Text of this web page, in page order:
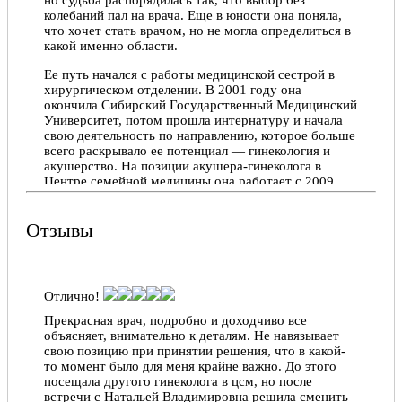
доброжелательный доктор. Внимательно, по —
доброму, относится к пациентам. Выданные
рекомендации помогли. Важно, что обратился
именно к Ольге Викторовна. С уважением,
Константин Т., 03.05.2022
колебаний пал на врача. Еще в юности она поняла,
что хочет стать врачом, но не могла определиться в
какой именно области.
Ее путь начался с работы медицинской сестрой в
хирургическом отделении. В 2001 году она
окончила Сибирский Государственный Медицинский
Университет, потом прошла интернатуру и начала
свою деятельность по направлению, которое больше
всего раскрывало ее потенциал — гинекология и
акушерство. На позиции акушера-гинеколога в
Центре семейной медицины она работает с 2009
года.
Наталья Владимировна считает, что постоянное
самообразование и поиск чего-то нового –
конференциях, просмотр профильных блогов и
прослушивание аудио-изданий стоит у нее сразу
после пациентов во главе рабочего процесса.
Она обладает глубокими познаниями в диагностике
и лечении воспалительных и инфекционных
заболеваний, бесплодия, гормональных нарушений,
онкопатологий, а также в ведении беременности и
Отзывы
Отлично!
Прекрасная врач, подробно и доходчиво все
объясняет, внимательно к деталям. Не навязывает
свою позицию при принятии решения, что в какой-
то момент было для меня крайне важно. До этого
посещала другого гинеколога в цсм, но после
встречи с Натальей Владимировна решила сменить